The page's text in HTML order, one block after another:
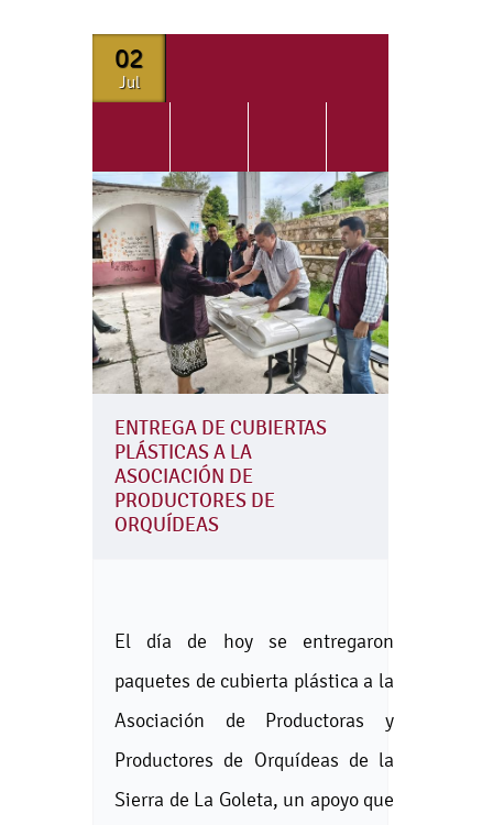
02
Jul
ENTREGA DE CUBIERTAS
PLÁSTICAS A LA
ASOCIACIÓN DE
PRODUCTORES DE
ORQUÍDEAS
El día de hoy se entregaron
paquetes de cubierta plástica a la
Asociación de Productoras y
Productores de Orquídeas de la
Sierra de La Goleta, un apoyo que